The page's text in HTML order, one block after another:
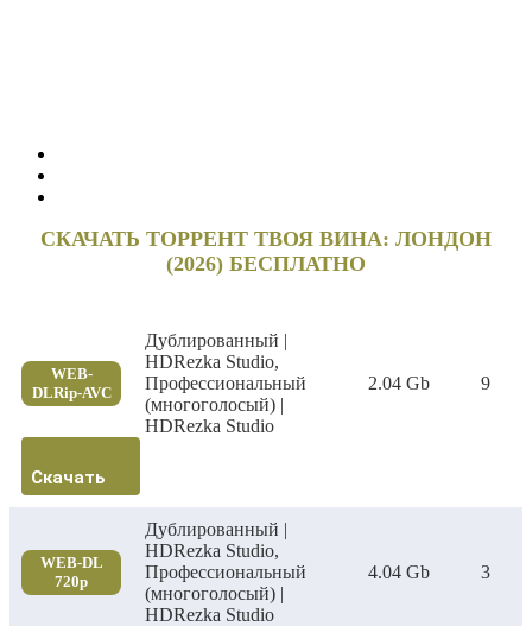
СКАЧАТЬ ТОРРЕНТ ТВОЯ ВИНА: ЛОНДОН
(2026) БЕСПЛАТНО
WEB-
DLRip-AVC
Дублированный |
HDRezka Studio,
Профессиональный
(многоголосый) |
HDRezka Studio
2.04 Gb 9
Скачать
WEB-DL
720p
Дублированный |
HDRezka Studio,
Профессиональный
(многоголосый) |
HDRezka Studio
4.04 Gb 3